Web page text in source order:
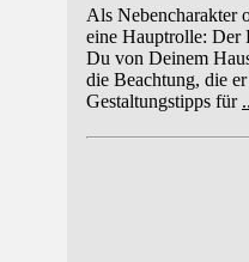
Als Nebencharakter
eine Hauptrolle: Der
Du von Deinem
die Beachtung, die
Gestaltungstipps für